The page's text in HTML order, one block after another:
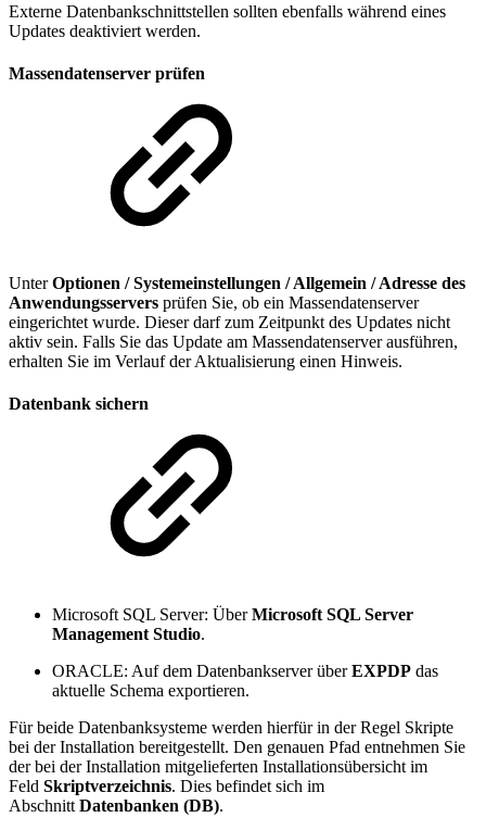
Externe Datenbankschnittstellen sollten ebenfalls während eines
Updates deaktiviert werden.
Massendatenserver prüfen
UnterOptionen / Systemeinstellungen / Allgemein / Adresse des
Anwendungsservers prüfen Sie, ob ein Massendatenserver
eingerichtet wurde. Dieser darf zum Zeitpunkt des Updates nicht
aktiv sein. Falls Sie das Update am Massendatenserver ausführen,
erhalten Sie im Verlauf der Aktualisierung einen Hinweis.
Datenbank sichern
Microsoft SQL Server: ÜberMicrosoft SQL Server
Management Studio.
ORACLE: Auf dem Datenbankserver überEXPDP das
aktuelle Schema exportieren.
Für beide Datenbanksysteme werden hierfür in der Regel Skripte
bei der Installation bereitgestellt. Den genauen Pfad entnehmen Sie
der bei der Installation mitgelieferten Installationsübersicht im
Feld Skriptverzeichnis. Dies befindet sich im
Abschnitt Datenbanken (DB).